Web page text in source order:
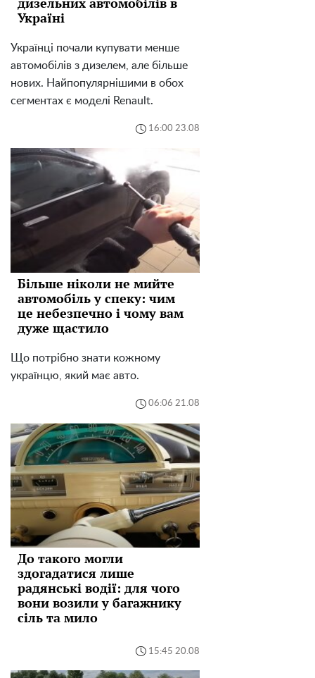
Україні
Українці почали купувати менше
автомобілів з дизелем, але більше
нових. Найпопулярнішими в обох
сегментах є моделі Renault.
16:00 23.08
Більше ніколи не мийте
автомобіль у спеку: чим
це небезпечно і чому вам
дуже щастило
Що потрібно знати кожному
українцю, який має авто.
06:06 21.08
До такого могли
здогадатися лише
радянські водії: для чого
вони возили у багажнику
сіль та мило
15:45 20.08